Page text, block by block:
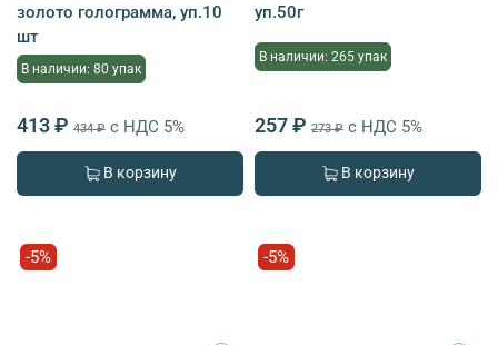
золото голограмма, уп.10
шт
В наличии: 80 упак
413 ₽ 434 ₽ с НДС 5%
В корзину
уп.50г
В наличии: 265 упак
257 ₽ 273 ₽ с НДС 5%
В корзину
-5% -5%